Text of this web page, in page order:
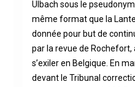
Ulbach sous le
même format que la
donnée pour but de
par la revue de
s’exiler en Belgique. En
devant le Tribunal